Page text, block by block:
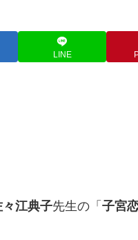
LINE
々江典子先生の「 子宮